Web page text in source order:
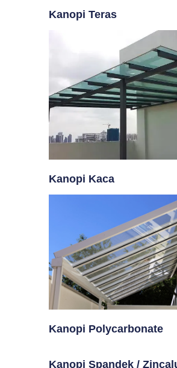
Kanopi Teras
Kanopi Kaca
Kanopi Polycarbonate
Kanopi Spandek /